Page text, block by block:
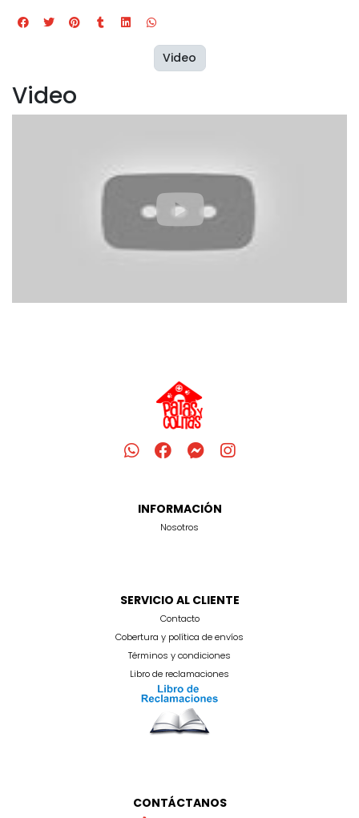
Video
Video
INFORMACIÓN
Nosotros
SERVICIO AL CLIENTE
Contacto
Cobertura y política de envíos
Términos y condiciones
Libro de reclamaciones
CONTÁCTANOS